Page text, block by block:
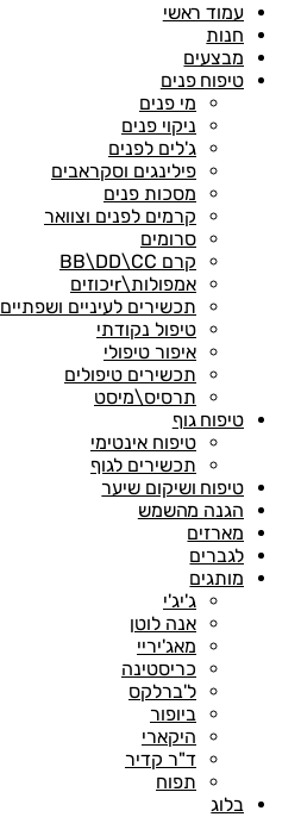
עמוד ראשי
חנות
מבצעים
טיפוח פנים
מי פנים
ניקוי פנים
ג'לים לפנים
פילינגים וסקראבים
מסכות פנים
קרמים לפנים וצוואר
סרומים
קרם BB\DD\CC
אמפולות\rיכוזים
תכשירים לעיניים ושפתיים
טיפול נקודתי
איפור טיפולי
תכשירים טיפולים
תרסיס\מיסט
טיפוח גוף
טיפוח אינטימי
תכשירים לגוף
טיפוח ושיקום שיער
הגנה מהשמש
מארזים
לגברים
מותגים
ג'יג'י
אנה לוטן
מאג'יריי
כריסטינה
ל'ברלקס
ביופור
היקארי
ד"ר קדיר
תפוח
בלוג